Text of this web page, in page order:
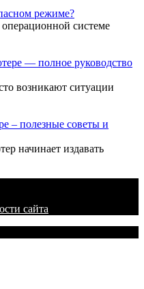
режиме?
системе
— полное руководство
возникают ситуации
– полезные советы и
начинает издавать
сайта